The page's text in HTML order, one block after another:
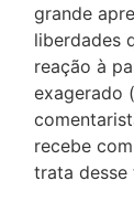
grande
liberdades
reação à
exagerado
recebe
trata desse